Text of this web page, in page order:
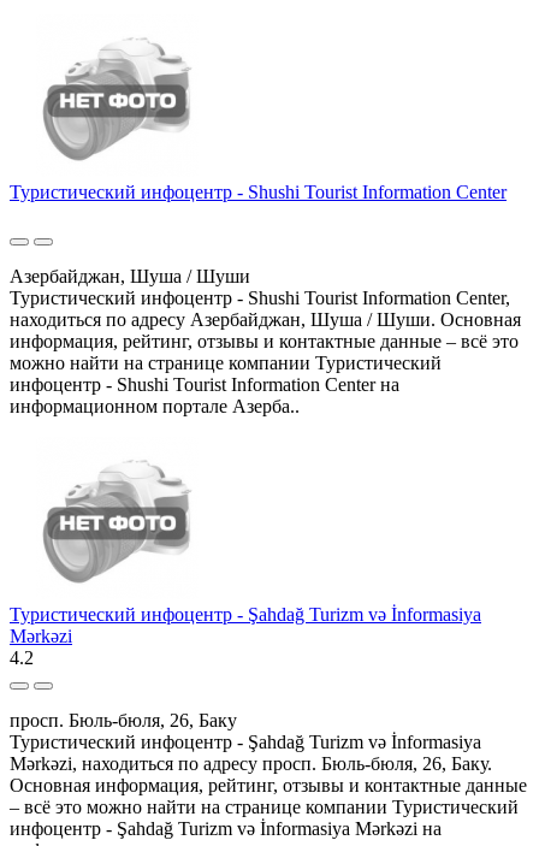
Туристический инфоцентр - Shushi Tourist Information Center
Азербайджан, Шуша / Шуши
Туристический инфоцентр - Shushi Tourist Information Center,
находиться по адресу Азербайджан, Шуша / Шуши. Основная
информация, рейтинг, отзывы и контактные данные – всё это
можно найти на странице компании Туристический
инфоцентр - Shushi Tourist Information Center на
информационном портале Азерба..
Туристический инфоцентр - Şahdağ Turizm və İnformasiya
Mərkəzi
4.2
просп. Бюль-бюля, 26, Баку
Туристический инфоцентр - Şahdağ Turizm və İnformasiya
Mərkəzi, находиться по адресу просп. Бюль-бюля, 26, Баку.
Основная информация, рейтинг, отзывы и контактные данные
– всё это можно найти на странице компании Туристический
инфоцентр - Şahdağ Turizm və İnformasiya Mərkəzi на